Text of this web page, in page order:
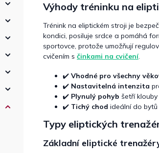
Výhody tréninku na
Trénink na eliptickém stroji je
kondici, posiluje srdce a pomáhá
sportovce, protože umožňují
cvičením s činkami na cvičení.
✔️ Vhodné pro všechny
✔️ Nastavitelná intenzita
✔️ Plynulý pohyb šetří
✔️ Tichý chod ideální do bytů
Typy eliptických
Základní eliptické